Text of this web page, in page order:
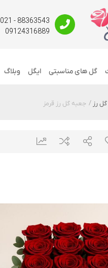
88363543 - 021
09124316889
گل های مناسبتی ایگل وبلاگ
گل رز / جعبه گل رز قرمز